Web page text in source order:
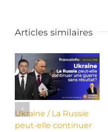
Articles similaires
Ukraine / La Russie
peut-elle continuer